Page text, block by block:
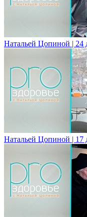
Натальей Цопиной | 24
Натальей Цопиной | 17